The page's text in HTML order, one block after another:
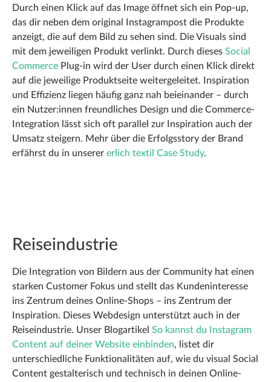
Durch einen Klick auf das Image öffnet sich ein Pop-up,
das dir neben dem original Instagrampost die Produkte
anzeigt, die auf dem Bild zu sehen sind. Die Visuals sind
mit dem jeweiligen Produkt verlinkt. Durch dieses Social
Commerce Plug-in wird der User durch einen Klick direkt
auf die jeweilige Produktseite weitergeleitet. Inspiration
und Effizienz liegen häufig ganz nah beieinander – durch
ein Nutzer:innen freundliches Design und die Commerce-
Integration lässt sich oft parallel zur Inspiration auch der
Umsatz steigern. Mehr über die Erfolgsstory der Brand
erfährst du in unserer erlich textil Case Study.
Reiseindustrie
Die Integration von Bildern aus der Community hat einen
starken Customer Fokus und stellt das Kundeninteresse
ins Zentrum deines Online-Shops – ins Zentrum der
Inspiration. Dieses Webdesign unterstützt auch in der
Reiseindustrie. Unser Blogartikel So kannst du Instagram
Content auf deiner Website einbinden, listet dir
unterschiedliche Funktionalitäten auf, wie du visual Social
Content gestalterisch und technisch in deinen Online-